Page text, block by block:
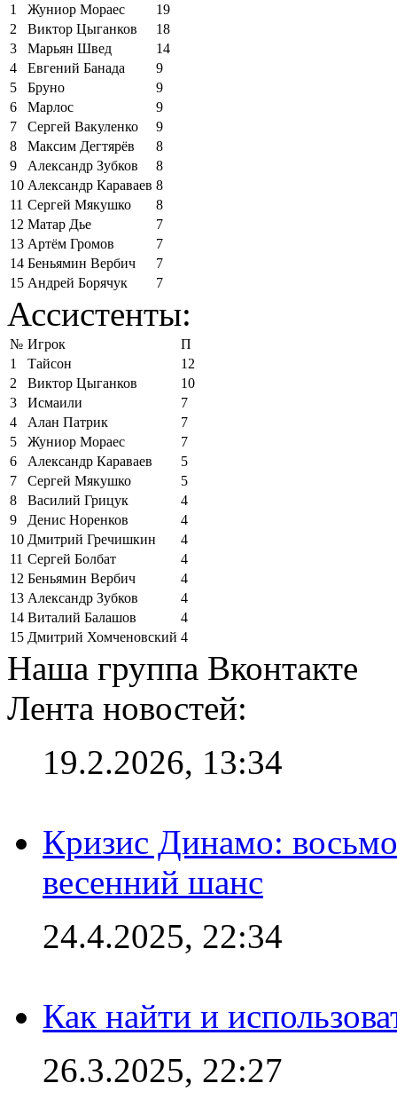
1
Жуниор Мораес
19
2
Виктор Цыганков
18
3
Марьян Швед
14
4
Евгений Банада
9
5
Бруно
9
6
Марлос
9
7
Сергей Вакуленко
9
8
Максим Дегтярёв
8
9
Александр Зубков
8
10 Александр Караваев 8
11 Сергей Мякушко
8
12 Матар Дье
7
13 Артём Громов
7
14 Беньямин Вербич
7
15 Андрей Борячук 7
Ассистенты:
№ Игрок
П
1
Тайсон
12
2
Виктор Цыганков
10
3
Исмаили
7
4
Алан Патрик
7
5
Жуниор Мораес
7
6
Александр Караваев
5
7
Сергей Мякушко
5
8
Василий Грицук
4
9
Денис Норенков
4
10 Дмитрий Гречишкин
4
11 Сергей Болбат
4
12 Беньямин Вербич
4
13 Александр Зубков
4
14 Виталий Балашов
4
15 Дмитрий Хомченовский 4
Наша группа Вконтакте
Лента новостей:
19.2.2026, 13:34
Кризис Динамо:
весенний шанс
24.4.2025, 22:34
Как найти и
26.3.2025, 22:27